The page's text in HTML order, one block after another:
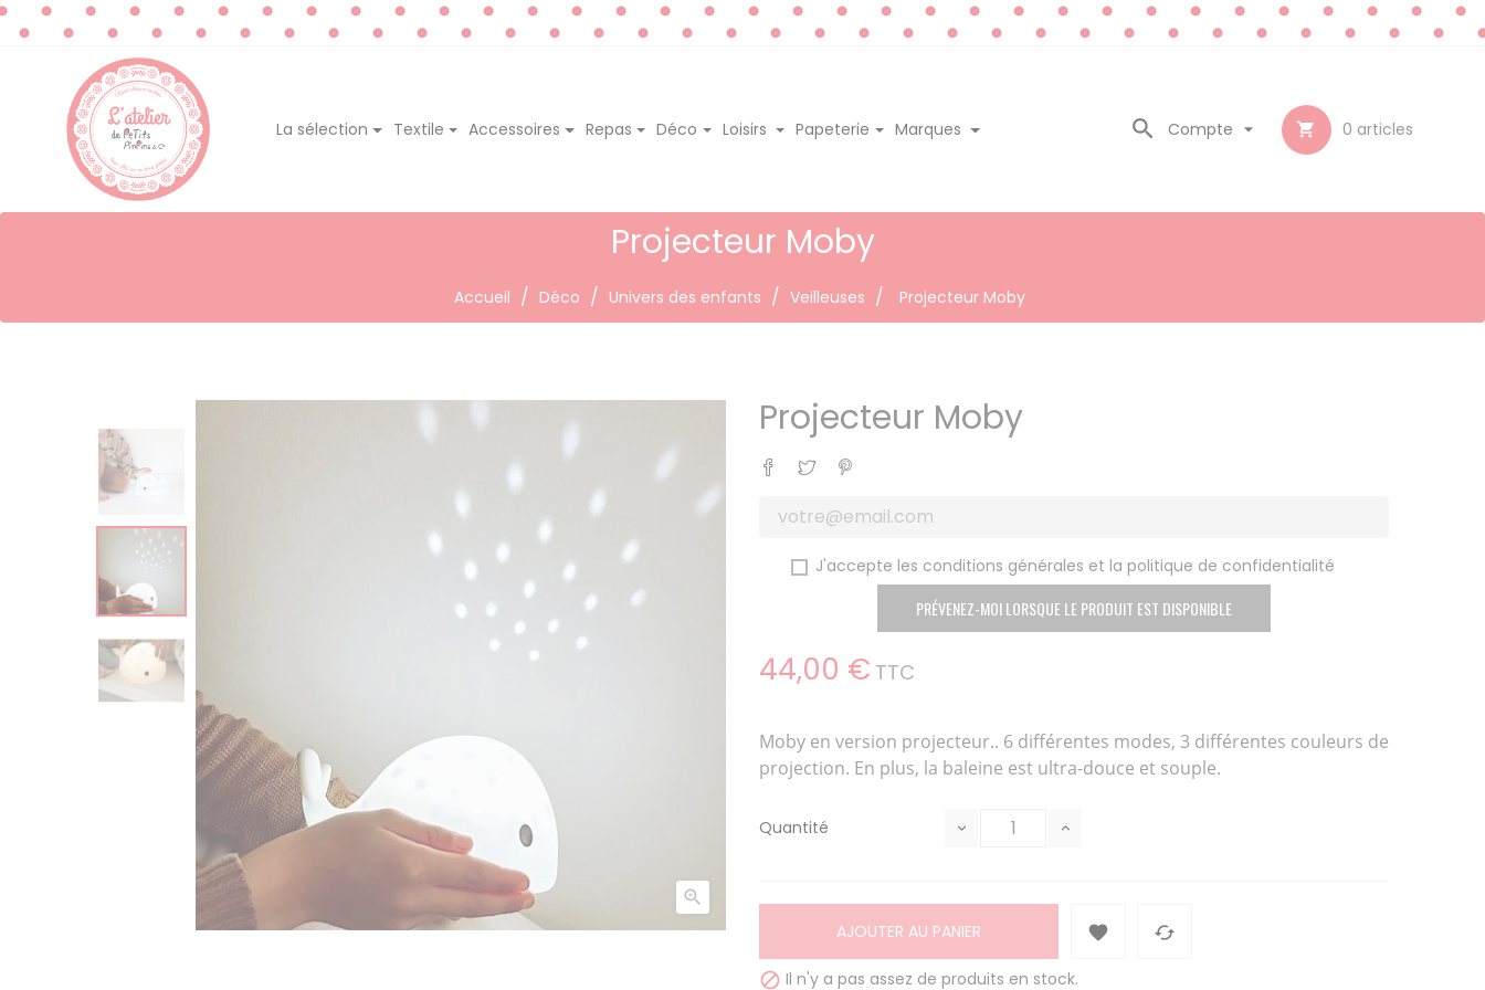
La sélection Textile Accessoires Repas Déco Loisirs Papeterie Marques  0 articles
Compte 

Projecteur Moby
Accueil Déco Univers des enfants Veilleuses Projecteur Moby

Projecteur Moby
Partager
Tweet
J'accepte les conditions générales et la politique de confidentialité
PRÉVENEZ-MOI LORSQUE LE PRODUIT EST DISPONIBLE
44,00 € TTC
Moby en version projecteur.. 6 différentes modes, 3 différentes couleurs de
projection. En plus, la baleine est ultra-douce et souple.
Quantité
AJOUTER AU PANIER  
 Il n'y a pas assez de produits en stock.